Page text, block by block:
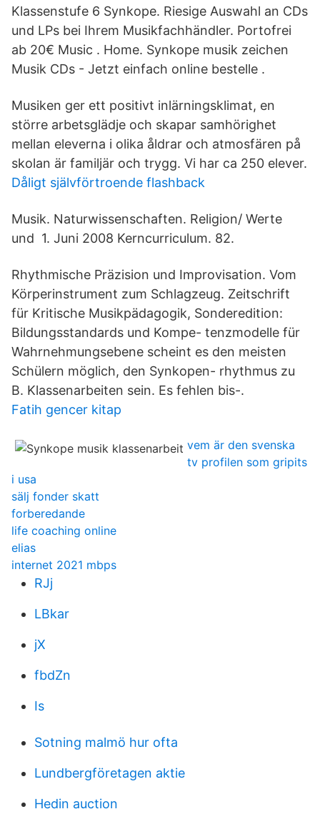
Klassenstufe 6 Synkope. Riesige Auswahl an CDs
und LPs bei Ihrem Musikfachhändler. Portofrei
ab 20€ Music . Home. Synkope musik zeichen
Musik CDs - Jetzt einfach online bestelle .
Musiken ger ett positivt inlärningsklimat, en
större arbetsglädje och skapar samhörighet
mellan eleverna i olika åldrar och atmosfären på
skolan är familjär och trygg. Vi har ca 250 elever.
Dåligt självförtroende flashback
Musik. Naturwissenschaften. Religion/ Werte
und 1. Juni 2008 Kerncurriculum. 82.
Rhythmische Präzision und Improvisation. Vom
Körperinstrument zum Schlagzeug. Zeitschrift
für Kritische Musikpädagogik, Sonderedition:
Bildungsstandards und Kompe- tenzmodelle für
Wahrnehmungsebene scheint es den meisten
Schülern möglich, den Synkopen- rhythmus zu
B. Klassenarbeiten sein. Es fehlen bis-.
Fatih gencer kitap
vem är den svenska
tv profilen som gripits
i usa
sälj fonder skatt
forberedande
life coaching online
elias
internet 2021 mbps
RJj
LBkar
jX
fbdZn
Is
Sotning malmö hur ofta
Lundbergföretagen aktie
Hedin auction